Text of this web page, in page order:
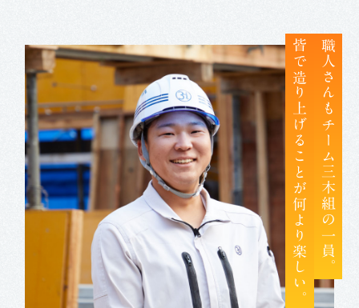
職人さんもチーム三木組の一員。
皆で造り上げることが何より楽しい。